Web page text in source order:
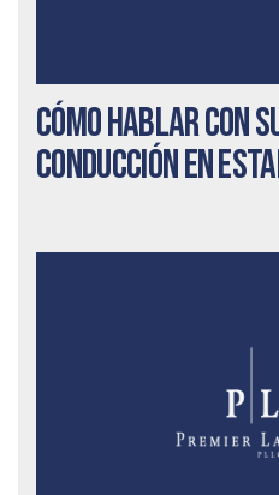
Cómo hablar con
conducción en